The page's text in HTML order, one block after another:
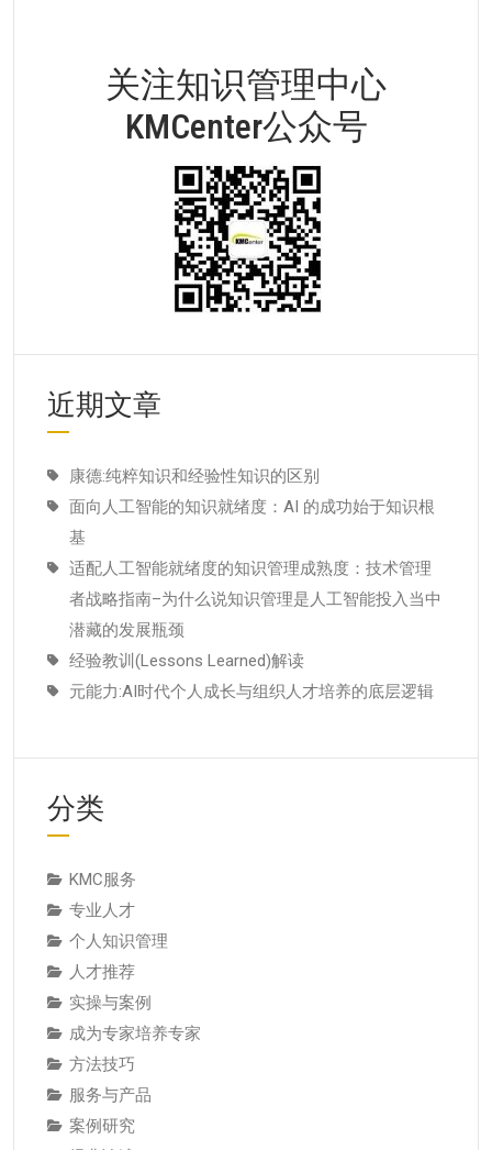
关注知识管理中心
KMCenter公众号
近期文章
康德:纯粹知识和经验性知识的区别
面向人工智能的知识就绪度：AI 的成功始于知识根
基
适配人工智能就绪度的知识管理成熟度：技术管理
者战略指南–为什么说知识管理是人工智能投入当中
潜藏的发展瓶颈
经验教训(Lessons Learned)解读
元能力:AI时代个人成长与组织人才培养的底层逻辑
分类
KMC服务
专业人才
个人知识管理
人才推荐
实操与案例
成为专家培养专家
方法技巧
服务与产品
案例研究